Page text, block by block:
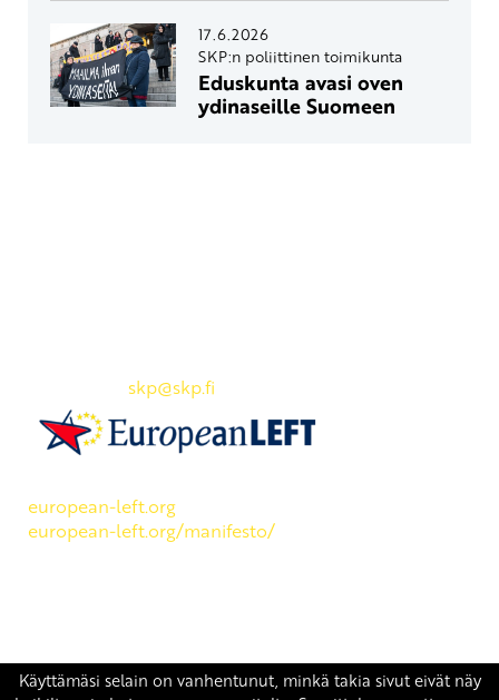
17.6.2026
SKP:n poliittinen toimikunta
Eduskunta avasi oven
ydinaseille Suomeen
skp@skp.fi
european-left.org
european-left.org/manifesto/